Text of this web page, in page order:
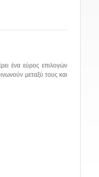
ένα εύρος επιλογών
μεταξύ τους και